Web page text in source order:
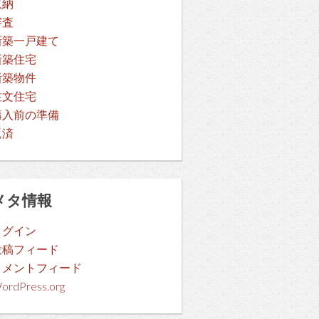
一戸建て
住宅
物件
住宅
前の準備
タ情報
イン
フィード
ントフィード